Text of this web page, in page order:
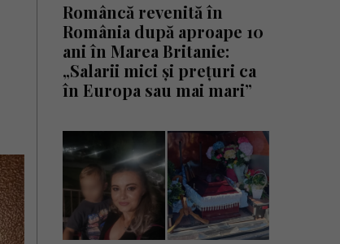
Româncă revenită în
România după aproape 10
ani în Marea Britanie:
„Salarii mici și prețuri ca
în Europa sau mai mari”